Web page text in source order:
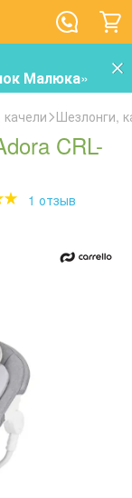
Малюка»
Шезлонги,
CRL-
1 отзыв